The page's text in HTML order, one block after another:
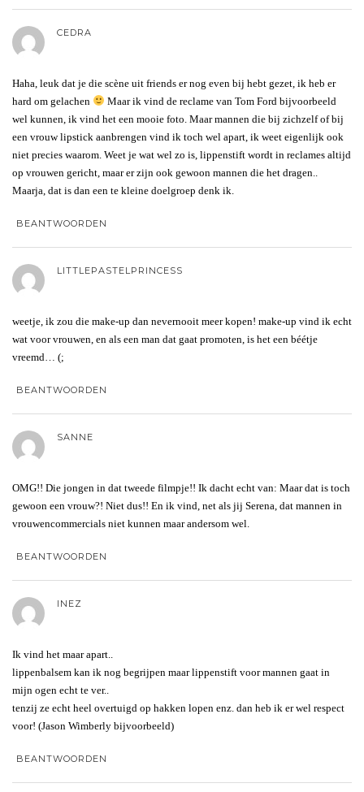
CEDRA
Haha, leuk dat je die scène uit friends er nog even bij hebt gezet, ik heb er
hard om gelachen
Maar ik vind de reclame van Tom Ford bijvoorbeeld
wel kunnen, ik vind het een mooie foto. Maar mannen die bij zichzelf of bij
een vrouw lipstick aanbrengen vind ik toch wel apart, ik weet eigenlijk ook
niet precies waarom. Weet je wat wel zo is, lippenstift wordt in reclames altijd
op vrouwen gericht, maar er zijn ook gewoon mannen die het dragen..
Maarja, dat is dan een te kleine doelgroep denk ik.
BEANTWOORDEN
LITTLEPASTELPRINCESS
weetje, ik zou die make-up dan nevernooit meer kopen! make-up vind ik echt
wat voor vrouwen, en als een man dat gaat promoten, is het een béétje
vreemd… (;
BEANTWOORDEN
SANNE
OMG!! Die jongen in dat tweede filmpje!! Ik dacht echt van: Maar dat is toch
gewoon een vrouw?! Niet dus!! En ik vind, net als jij Serena, dat mannen in
vrouwencommercials niet kunnen maar andersom wel.
BEANTWOORDEN
INEZ
Ik vind het maar apart..
lippenbalsem kan ik nog begrijpen maar lippenstift voor mannen gaat in
mijn ogen echt te ver..
tenzij ze echt heel overtuigd op hakken lopen enz. dan heb ik er wel respect
voor! (Jason Wimberly bijvoorbeeld)
BEANTWOORDEN